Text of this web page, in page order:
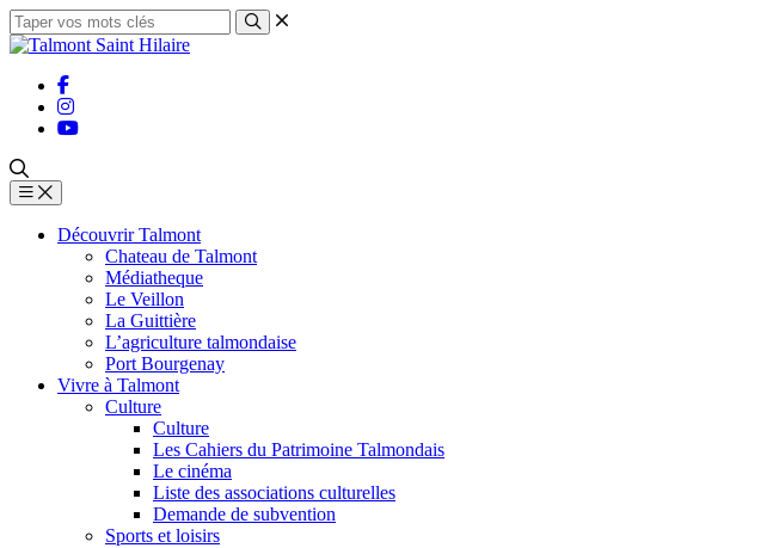
Découvrir Talmont
Chateau de Talmont
Médiatheque
Le Veillon
La Guittière
L’agriculture talmondaise
Port Bourgenay
Vivre à Talmont
Culture
Culture
Les Cahiers du Patrimoine Talmondais
Le cinéma
Liste des associations culturelles
Demande de subvention
Sports et loisirs